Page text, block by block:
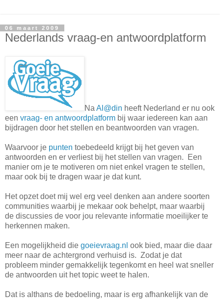
06 maart 2009
Nederlands vraag-en antwoordplatform
Na Al@din heeft Nederland er nu ook
een vraag- en antwoordplatform bij waar iedereen kan aan
bijdragen door het stellen en beantwoorden van vragen.
Waarvoor je punten toebedeeld krijgt bij het geven van
antwoorden en er verliest bij het stellen van vragen. Een
manier om je te motiveren om niet enkel vragen te stellen,
maar ook bij te dragen waar je dat kunt.
Het opzet doet mij wel erg veel denken aan andere soorten
communities waarbij je mekaar ook behelpt, maar waarbij
de discussies de voor jou relevante informatie moeilijker te
herkennen maken.
Een mogelijkheid die goeievraag.nl ook bied, maar die daar
meer naar de achtergrond verhuisd is. Zodat je dat
probleem minder gemakkelijk tegenkomt en heel wat sneller
de antwoorden uit het topic weet te halen.
Dat is althans de bedoeling, maar is erg afhankelijk van de